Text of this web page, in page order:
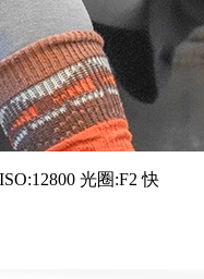
光圈:F2 快